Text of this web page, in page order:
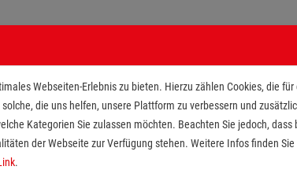
Webseiten-Erlebnis zu bieten. Hierzu zählen Cookies, die
die uns helfen, unsere Plattform zu verbessern und
Kategorien Sie zulassen möchten. Beachten Sie jedoch,
der Webseite zur Verfügung stehen. Weitere Infos finden
.